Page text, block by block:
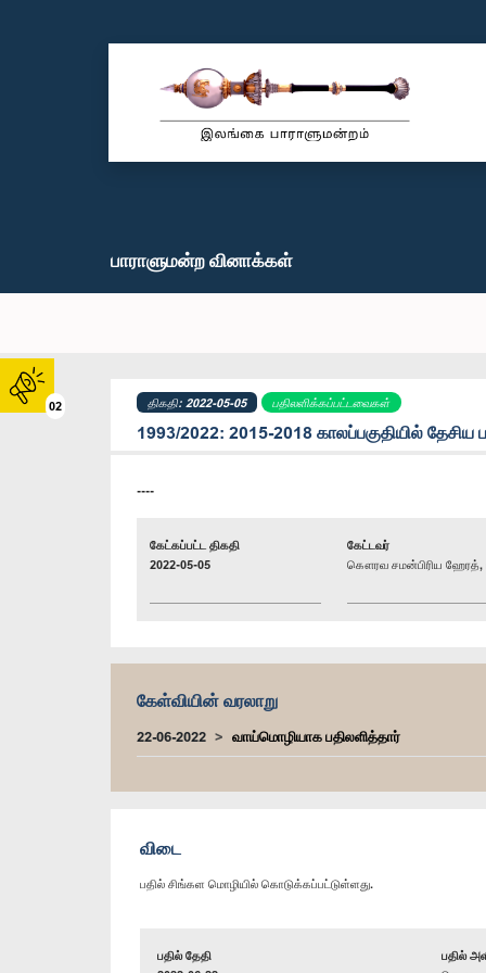
02
பாராளுமன்ற வினாக்கள்
திகதி: 2022-05-05 பதிலளிக்கப்பட்டவைகள்
1993/2022: 2015-2018 காலப்பகுதியில்
----
கேட்கப்பட்ட திகதி
2022-05-05
கேட்டவர்
கௌரவ சமன்பிரிய ஹேரத்,
கேள்வியின் வரலாறு
22-06-2022 வாய்மொழியாக பதிலளித்தார்
விடை
பதில் சிங்கள மொழியில் கொடுக்கப்பட்டுள்ளது.
பதில் தேதி
பதில்